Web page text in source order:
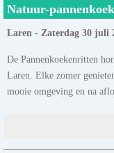
Natuur-
Laren - Zaterdag 30 juli
De Pannenkoekenritten
Laren. Elke zomer
mooie omgeving en na